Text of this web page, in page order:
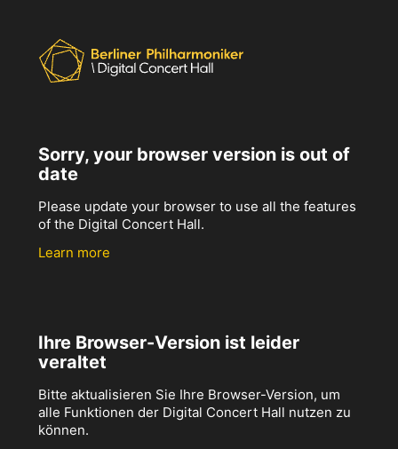
Sorry, your browser version is out of
date
Please update your browser to use all the features
of the Digital Concert Hall.
Learn more
Ihre Browser-Version ist leider
veraltet
Bitte aktualisieren Sie Ihre Browser-Version, um
alle Funktionen der Digital Concert Hall nutzen zu
können.